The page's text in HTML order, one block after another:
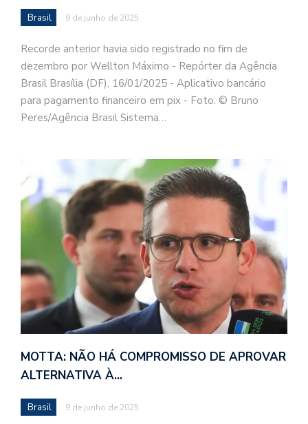
Brasil 9 de junho de 2025
Recorde anterior havia sido registrado no fim de
dezembro por Wellton Máximo - Repórter da Agência
Brasil Brasília (DF), 16/01/2025 - Aplicativo bancário
para pagamento financeiro em pix - Foto: © Bruno
Peres/Agência Brasil Sistema…
MOTTA: NÃO HÁ COMPROMISSO DE APROVAR
ALTERNATIVA À…
Brasil 9 de junho de 2025